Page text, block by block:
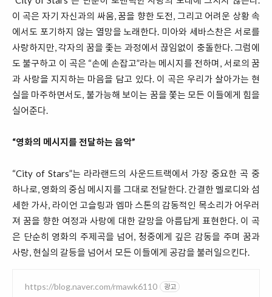
이 곡은 자기 자신과의 싸움, 꿈을 향한 도전, 그리고 어려운 상황 속
에서도 포기하지 않는 열망을 노래한다. 미아와 세바스찬은 서로를
사랑하지만, 각자의 꿈을 좇는 과정에서 끊임없이 충돌한다. 그럼에
도 불구하고 이 곡은 “손에 손잡고”라는 메시지를 전하며, 서로의 꿈
과 사랑을 지지하는 마음을 담고 있다. 이 곡은 우리가 살아가는 현
실을 마주하면서도, 불가능해 보이는 꿈을 쫓는 모든 이들에게 힘을
실어준다.
“영화의 메시지를 전달하는 음악”
“City of Stars”는 라라랜드의 사운드트랙에서 가장 중요한 곡 중
하나로 영화의 중심 메시지를 그대로 전달한다 간결한 멜로디와 섬
세한 가사 라이언 고슬링과 엠마 스톤의 감동적인 목소리가 어우러
져 꿈을 향한 여정과 사랑에 대한 갈망을 아름답게 표현한다. 이 곡
은 단순히 영화의 주제곡을 넘어 청중에게 깊은 감동을 주며 꿈과
사랑 현실의 갈등을 넘어서 모든 이들에게 공감을 불러일으킨다
https://blog.naver.com/rmawk6110 광고